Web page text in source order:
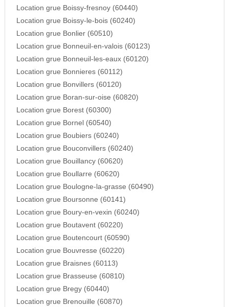
Location grue Boissy-fresnoy (60440)
Location grue Boissy-le-bois (60240)
Location grue Bonlier (60510)
Location grue Bonneuil-en-valois (60123)
Location grue Bonneuil-les-eaux (60120)
Location grue Bonnieres (60112)
Location grue Bonvillers (60120)
Location grue Boran-sur-oise (60820)
Location grue Borest (60300)
Location grue Bornel (60540)
Location grue Boubiers (60240)
Location grue Bouconvillers (60240)
Location grue Bouillancy (60620)
Location grue Boullarre (60620)
Location grue Boulogne-la-grasse (60490)
Location grue Boursonne (60141)
Location grue Boury-en-vexin (60240)
Location grue Boutavent (60220)
Location grue Boutencourt (60590)
Location grue Bouvresse (60220)
Location grue Braisnes (60113)
Location grue Brasseuse (60810)
Location grue Bregy (60440)
Location grue Brenouille (60870)